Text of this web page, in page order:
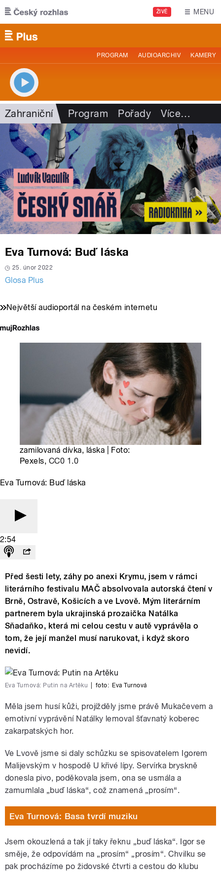
Přejít k hlavnímu obsahu
ŽIVĚ MENU
PROGRAM AUDIOARCHIV KAMERY
Zahraniční Program Pořady Více…
Eva Turnová: Buď láska
25. únor 2022
Glosa Plus
Největší audioportál na českém internetu
zamilovaná dívka, láska | Foto:
Pexels, CC0 1.0
Eva Turnová: Buď láska
2:54
Před šesti lety, záhy po anexi Krymu, jsem v rámci
literárního festivalu MAČ absolvovala autorská čtení v
Brně, Ostravě, Košicích a ve Lvově. Mým literárním
partnerem byla ukrajinská prozaička Natálka
Sňadaňko, která mi celou cestu v autě vyprávěla o
tom, že její manžel musí narukovat, i když skoro
nevidí.
Eva Turnová: Putin na Artěku foto: Eva Turnová
Měla jsem husí kůži, projížděly jsme právě Mukačevem a
emotivní vyprávění Natálky lemoval šťavnatý koberec
zakarpatských hor.
Ve Lvově jsme si daly schůzku se spisovatelem Igorem
Malijevským v hospodě U křivé lípy. Servírka bryskně
donesla pivo, poděkovala jsem, ona se usmála a
zamumlala „buď láska“, což znamená „prosím“.
Eva Turnová: Basa tvrdí muziku
Jsem okouzlená a tak jí taky řeknu „buď láska“. Igor se
směje, že odpovídám na „prosím“ „prosím“. Chvilku se
pak procházíme po židovské čtvrti a cestou do klubu